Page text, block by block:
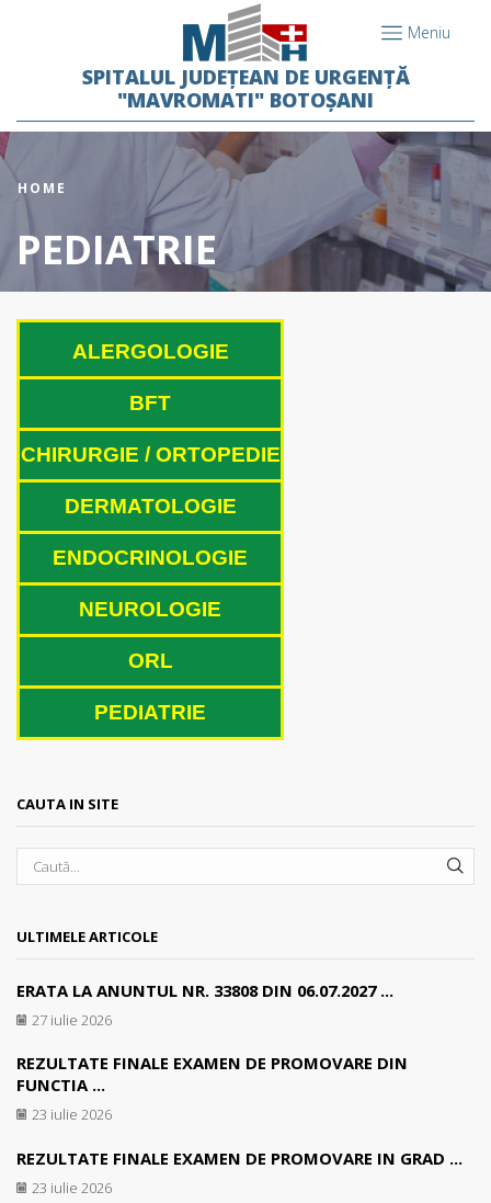
Meniu
SPITALUL JUDEȚEAN DE URGENȚĂ
"MAVROMATI" BOTOȘANI
HOME
PEDIATRIE
ALERGOLOGIE
BFT
CHIRURGIE / ORTOPEDIE
DERMATOLOGIE
ENDOCRINOLOGIE
NEUROLOGIE
ORL
PEDIATRIE
CAUTA IN SITE
ULTIMELE ARTICOLE
ERATA LA ANUNTUL NR. 33808 DIN 06.07.2027 ...
27 iulie 2026
REZULTATE FINALE EXAMEN DE PROMOVARE DIN
FUNCTIA ...
23 iulie 2026
REZULTATE FINALE EXAMEN DE PROMOVARE IN GRAD ...
23 iulie 2026